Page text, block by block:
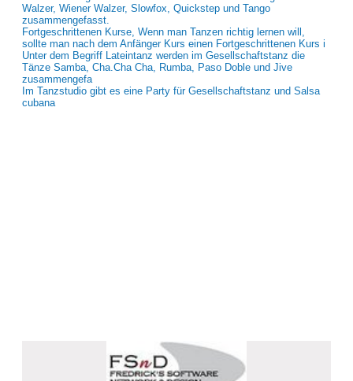
Walzer, Wiener Walzer, Slowfox, Quickstep und Tango
zusammengefasst.
Fortgeschrittenen Kurse, Wenn man Tanzen richtig lernen will,
sollte man nach dem Anfänger Kurs einen Fortgeschrittenen Kurs i
Unter dem Begriff Lateintanz werden im Gesellschaftstanz die
Tänze Samba, Cha.Cha Cha, Rumba, Paso Doble und Jive
zusammengefa
Im Tanzstudio gibt es eine Party für Gesellschaftstanz und Salsa
cubana